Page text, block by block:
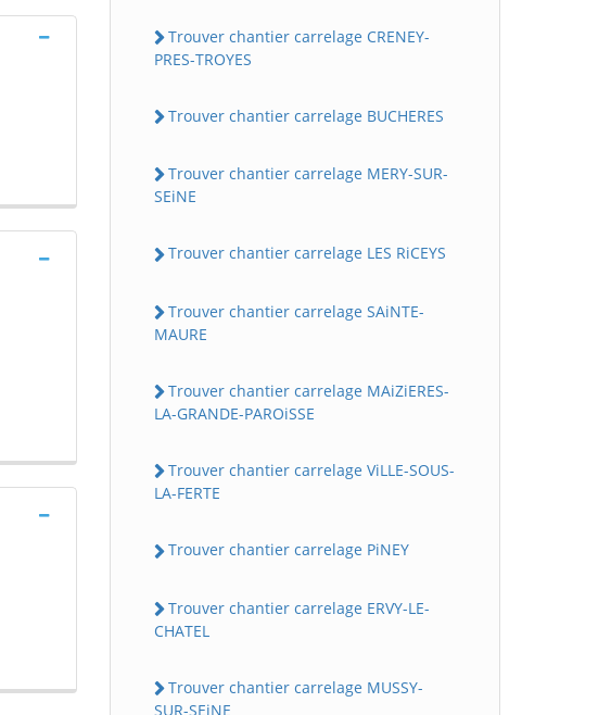
Trouver chantier carrelage CRENEY-
PRES-TROYES
Trouver chantier carrelage BUCHERES
Trouver chantier carrelage MERY-SUR-
SEiNE
Trouver chantier carrelage LES RiCEYS
Trouver chantier carrelage SAiNTE-
MAURE
Trouver chantier carrelage MAiZiERES-
LA-GRANDE-PAROiSSE
Trouver chantier carrelage ViLLE-SOUS-
LA-FERTE
Trouver chantier carrelage PiNEY
Trouver chantier carrelage ERVY-LE-
CHATEL
Trouver chantier carrelage MUSSY-
SUR-SEiNE